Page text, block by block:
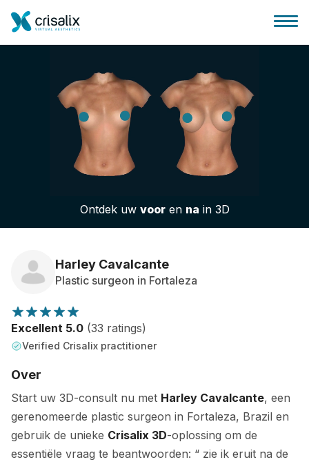
Huis chirurg
3D business platform
Patiëntrecensies
Ontdek uw vooren na in 3D
Harley Cavalcante
Plastic surgeon in Fortaleza
Excellent 5.0 (33 ratings)
Verified Crisalix practitioner
Over
Start uw 3D-consult nu met Harley Cavalcante, een
gerenomeerde plastic surgeon in Fortaleza, Brazil en
gebruik de unieke Crisalix 3D-oplossing om de
essentiële vraag te beantwoorden: “ zie ik eruit na de